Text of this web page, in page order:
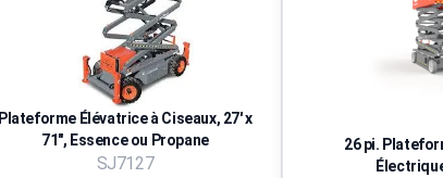
Plateforme Élévatrice à Ciseaux, 27' x
71", Essence ou Propane
SJ7127
26 pi.